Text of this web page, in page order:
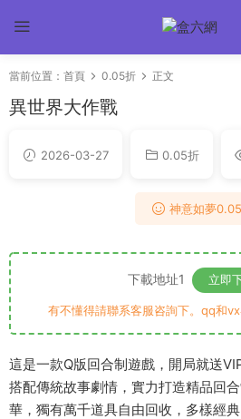
當前位置： 首頁 0.05折 正文
異世界大作戰
2026-03-27 0.05折
神意如夢
下載地址1 立即
有不懂得請聯系客服咨詢下。qq和
這是一款Q版回合制遊戲，開局就送
搭配傳統故事劇情，實力打造精品回
華，獨有萬千道具自由回收，多樣經